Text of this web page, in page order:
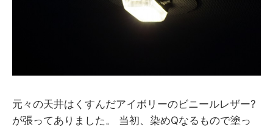
元々の天井はくすんだアイボリーのビニールレザー?
が張ってありました。 当初、染めQなるもので塗っ